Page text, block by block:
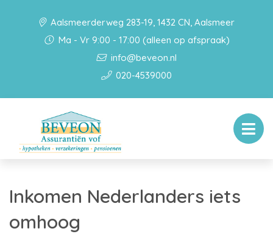
Aalsmeerderweg 283-19, 1432 CN, Aalsmeer
Ma - Vr 9:00 - 17:00 (alleen op afspraak)
info@beveon.nl
020-4539000
Inkomen Nederlanders iets
omhoog